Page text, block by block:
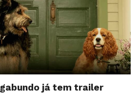
já tem trailer